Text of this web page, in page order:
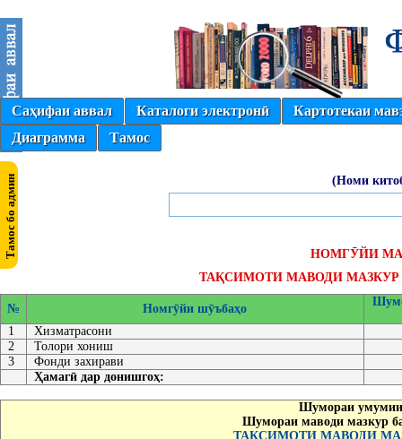
Саҳифаи аввал Каталоги электронӣ
Картотекаи
Диаграмма
Тамос
(Номи
НОМГӮЙИ
ТАҚСИМОТИ МАВОДИ
№ Номгӯйи шӯъбаҳо
1
Хизматрасони
2
Толори хониш
3
Фонди захирави
Ҳамагӣ дар донишгоҳ:
Шумораи умумии
Шумораи маводи мазкур
ТАҚСИМОТИ МАВОДИ